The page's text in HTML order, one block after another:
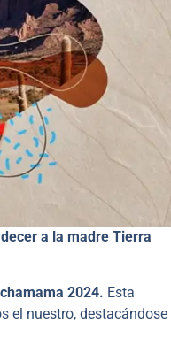
a la madre Tierra
2024. Esta
el nuestro, destacándose